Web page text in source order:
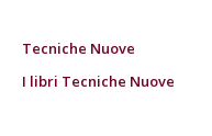
Tecniche Nuove
I libri Tecniche Nuove